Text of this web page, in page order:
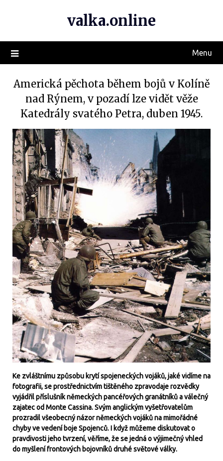
valka.online
Menu
Americká pěchota během bojů v Kolíně
nad Rýnem, v pozadí lze vidět věže
Katedrály svatého Petra, duben 1945.
Ke zvláštnímu způsobu krytí spojeneckých vojáků, jaké vidíme na
fotografii, se prostřednictvím tištěného zpravodaje rozvědky
vyjádřil příslušník německých pancéřových granátníků a válečný
zajatec od Monte Cassina. Svým anglickým vyšetřovatelům
prozradil všeobecný názor německých vojáků na mimořádné
chyby ve vedení boje Spojenců. I když můžeme diskutovat o
pravdivosti jeho tvrzení, věříme, že se jedná o výjimečný vhled
do myšlení frontových bojovníků druhé světové války.